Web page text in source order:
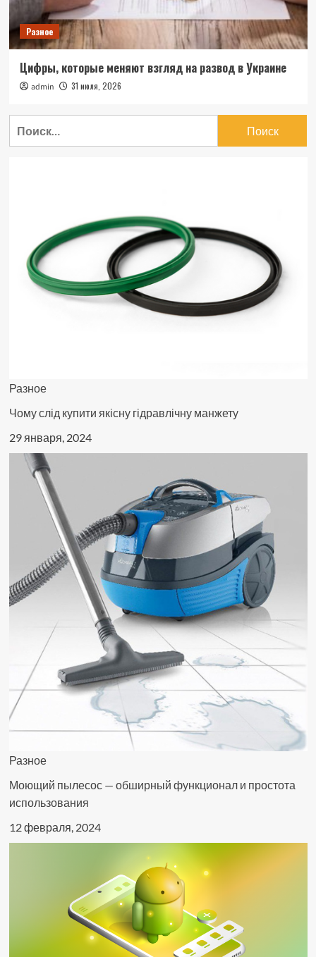
Разное
Цифры, которые меняют взгляд на развод в Украине
admin 31 июля, 2026
Разное
Чому слід купити якісну гідравлічну манжету
29 января, 2024
Разное
Моющий пылесос — обширный функционал и простота
использования
12 февраля, 2024